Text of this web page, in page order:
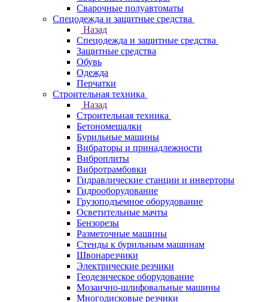
Сварочные полуавтоматы
Спецодежда и защитные средства
Назад
Спецодежда и защитные средства
Защитные средства
Обувь
Одежда
Перчатки
Строительная техника
Назад
Строительная техника
Бетономешалки
Бурильные машины
Вибраторы и принадлежности
Виброплиты
Вибротрамбовки
Гидравлические станции и инверторы
Гидрооборудование
Грузоподъемное оборудование
Осветительные мачты
Бензорезы
Разметочные машины
Стенды к бурильным машинам
Швонарезчики
Электрические резчики
Геодезическое оборудование
Мозаично-шлифовальные машины
Многодисковые резчики